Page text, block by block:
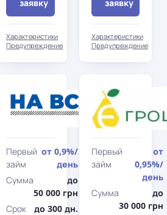
заявку
Характеристики
Предупреждение
заявку
Характеристики
Предупреждение
SOS
CREDIT
НаВсе
Первый
займ
от0,9%/
день
Сумма
до
50 000 грн
Срок
до 300 дн.
Первый
займ
от
0,95%/
день
Сумма
до
30 000 грн